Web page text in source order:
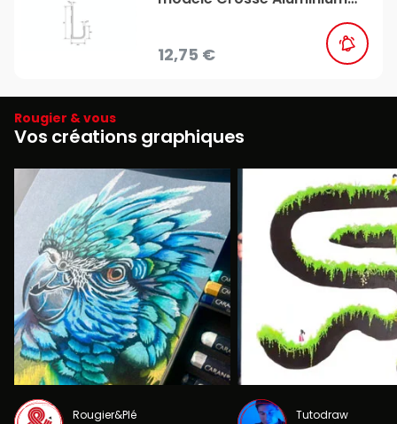
12,75 €
Rougier & vous
Vos créations graphiques
Rougier&Plé
Tutodraw